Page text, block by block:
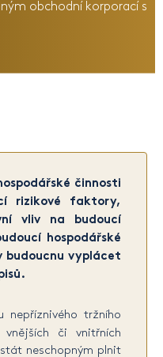
obchodní korporací s
činnosti
rizikové faktory,
vliv na budoucí
hospodářské
budoucnu vyplácet
nepříznivého tržního
či vnitřních
neschopným plnit